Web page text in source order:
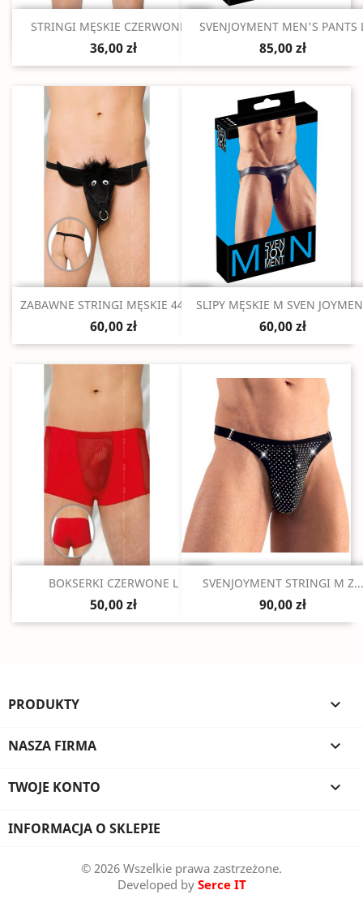
Szybki podgląd
STRINGI MĘSKIE CZERWONE...
36,00 zł
Szybki podgląd
SVENJOYMENT MEN'S PANTS
85,00 zł
 Szybki podgląd
ZABAWNE STRINGI MĘSKIE 4437...
60,00 zł
Szybki podgląd
SLIPY MĘSKIE M SVEN
60,00 zł
Szybki podgląd
BOKSERKI CZERWONE L
50,00 zł
Szybki podgląd
SVENJOYMENT STRINGI M Z...
90,00 zł
PRODUKTY 
NASZA FIRMA 
TWOJE KONTO 
INFORMACJA O SKLEPIE
© 2026 Wszelkie prawa zastrzeżone.
Developed by Serce IT